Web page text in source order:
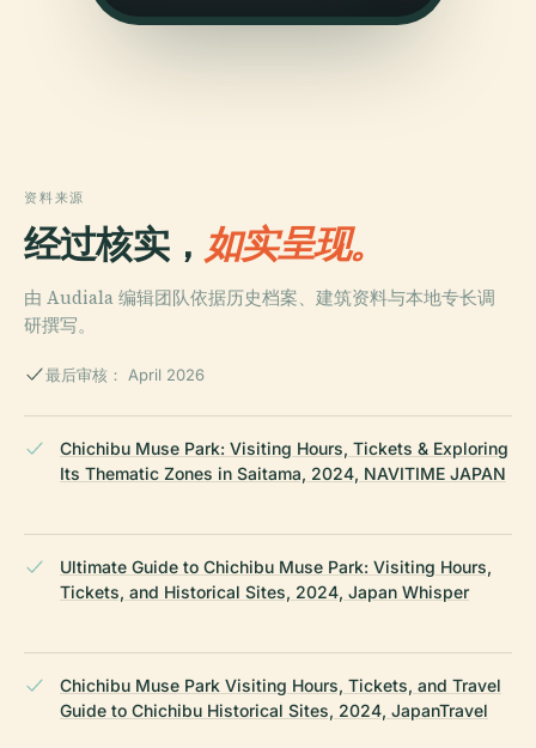
资料来源
经过核实， 如实呈现。
由 Audiala 编辑团队依据历史档案、建筑资料与本地专长调
研撰写。
最后审核： April 2026
Chichibu Muse Park: Visiting Hours, Tickets & Exploring
Its Thematic Zones in Saitama, 2024, NAVITIME JAPAN
Ultimate Guide to Chichibu Muse Park: Visiting Hours,
Tickets, and Historical Sites, 2024, Japan Whisper
Chichibu Muse Park Visiting Hours, Tickets, and Travel
Guide to Chichibu Historical Sites, 2024, JapanTravel